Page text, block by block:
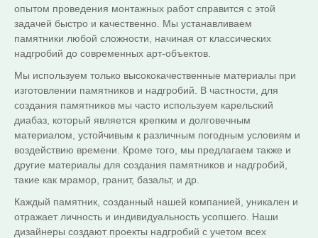
опытом проведения монтажных работ справится с этой
задачей быстро и качественно. Мы устанавливаем
памятники любой сложности, начиная от классических
надгробий до современных арт-объектов.
Мы используем только высококачественные материалы при
изготовлении памятников и надгробий. В частности, для
создания памятников мы часто используем карельский
диабаз, который является крепким и долговечным
материалом, устойчивым к различным погодным условиям и
воздействию времени. Кроме того, мы предлагаем также и
другие материалы для создания памятников и надгробий,
такие как мрамор, гранит, базальт, и др.
Каждый памятник, созданный нашей компанией, уникален и
отражает личность и индивидуальность усопшего. Наши
дизайнеры создают проекты надгробий с учетом всех